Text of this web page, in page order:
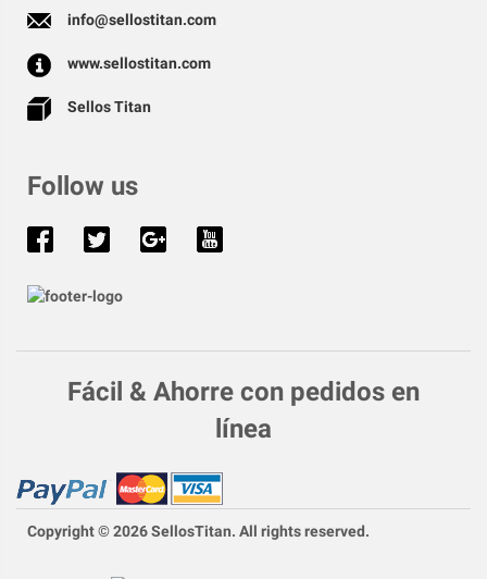
info@sellostitan.com
www.sellostitan.com
Sellos Titan
Follow us
Fácil & Ahorre con pedidos en
línea
Copyright © 2026 SellosTitan. All rights reserved.